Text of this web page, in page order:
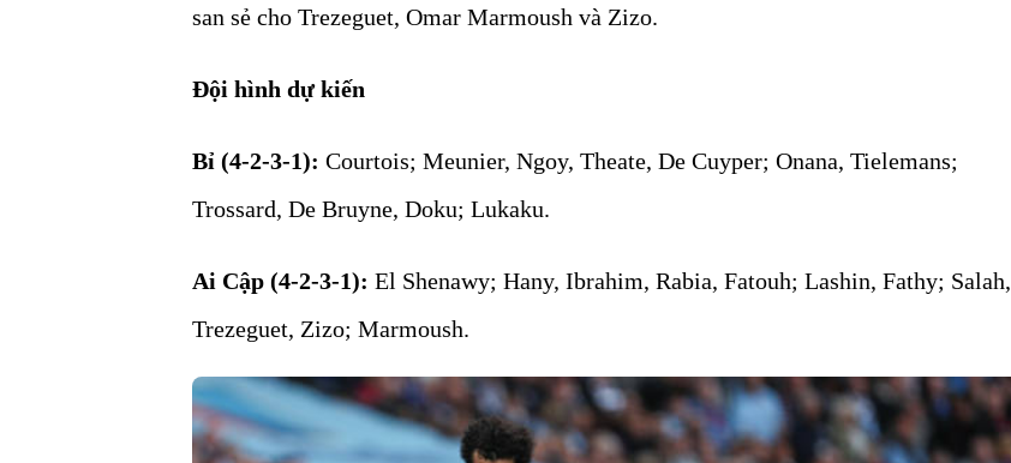
san sẻ cho Trezeguet, Omar Marmoush và Zizo.
Đội hình dự kiến
Bỉ (4-2-3-1): Courtois; Meunier, Ngoy, Theate, De Cuyper; Onana, Tielemans;
Trossard, De Bruyne, Doku; Lukaku.
Ai Cập (4-2-3-1): El Shenawy; Hany, Ibrahim, Rabia, Fatouh; Lashin, Fathy; Salah,
Trezeguet, Zizo; Marmoush.